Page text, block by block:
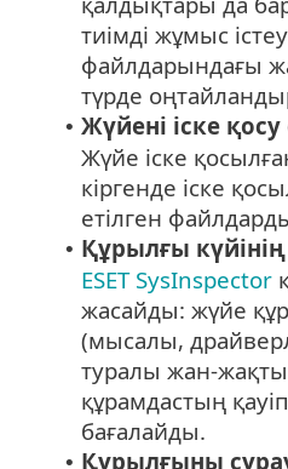
тиімді жұмыс
файлдарындағы
түрде
• Жүйені іске
Жүйе іске
кіргенде іске
етілген
• Құрылғы
ESET SysInspector
жасайды: жүйе
(мысалы,
туралы жан-
құрамдастың
бағалайды.
• Құрылғыны